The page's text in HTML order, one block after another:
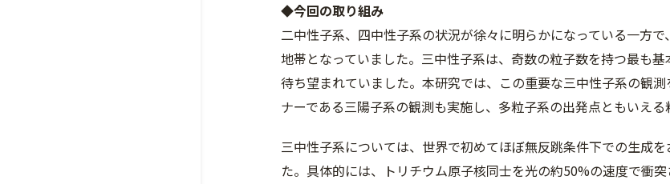
◆今回の取り組み
二中性子系、四中性子系の状況が徐々に明らかになっている一方
地帯となっていました。三中性子系は、奇数の粒子数を持つ最も
待ち望まれていました。本研究では、この重要な三中性子系の観
ナーである三陽子系の観測も実施し、多粒子系の出発点ともいえ
三中性子系については、世界で初めてほぼ無反跳条件下での生成
た。具体的には、トリチウム原子核同士を光の約50%の速度で衝